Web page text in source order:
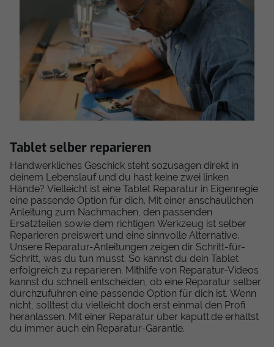
Tablet selber reparieren
Handwerkliches Geschick steht sozusagen direkt in
deinem Lebenslauf und du hast keine zwei linken
Hände? Vielleicht ist eine Tablet Reparatur in Eigenregie
eine passende Option für dich. Mit einer anschaulichen
Anleitung zum Nachmachen, den passenden
Ersatzteilen sowie dem richtigen Werkzeug ist selber
Reparieren preiswert und eine sinnvolle Alternative.
Unsere Reparatur-Anleitungen zeigen dir Schritt-für-
Schritt, was du tun musst. So kannst du dein Tablet
erfolgreich zu reparieren. Mithilfe von Reparatur-Videos
kannst du schnell entscheiden, ob eine Reparatur selber
durchzuführen eine passende Option für dich ist. Wenn
nicht, solltest du vielleicht doch erst einmal den Profi
heranlassen. Mit einer Reparatur über kaputt.de erhältst
du immer auch ein Reparatur-Garantie.